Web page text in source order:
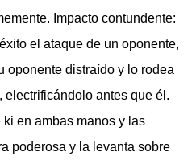
Impacto contundente:
el ataque de un oponente,
oponente distraído y lo rodea
electrificándolo antes que él.
en ambas manos y las
poderosa y la levanta sobre